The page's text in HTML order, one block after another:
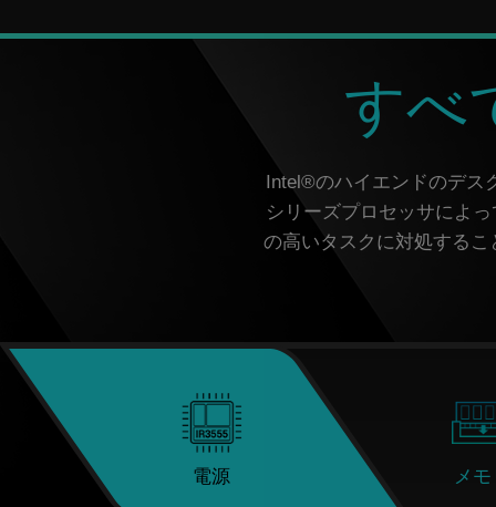
すべ
Intel®のハイエンドのデス
シリーズプロセッサによ
の高いタスクに対処する
電源 メモ